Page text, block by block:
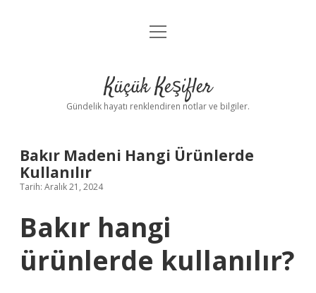
Anasayfa
Yasal Uyarı
menüyü
Küçük Keşifler
Gündelik hayatı renklendiren notlar ve bilgiler.
Bakır Madeni Hangi Ürünlerde
Kullanılır
Tarih: Aralık 21, 2024
Bakır hangi
ürünlerde kullanılır?